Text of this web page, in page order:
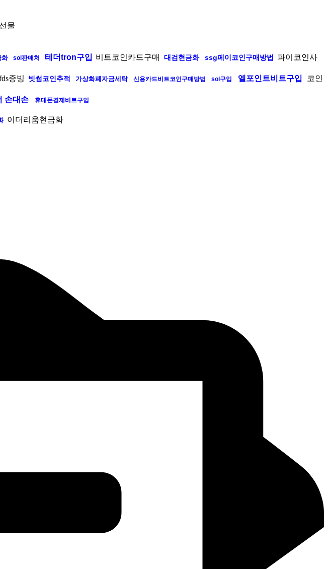
물
화 sol판매처 테더tron구입 비트코인카드구매 대검현금화 ssg페이코인구매방법
파이코인사
증빙 빗썸코인추적 가상화폐자금세탁 신용카드비트코인구매방법 sol구입 엘포인트비트구입
코인
손대손
휴대폰결제비트구입
이더리움현금화